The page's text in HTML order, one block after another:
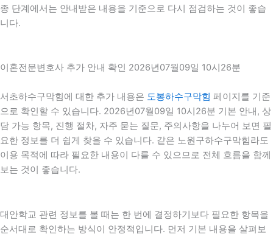
종 단계에서는 안내받은 내용을 기준으로 다시 점검하는 것이 좋습
니다.
이혼전문변호사 추가 안내 확인 2026년07월09일 10시26분
서초하수구막힘에 대한 추가 내용은 도봉하수구막힘 페이지를 기준
으로 확인할 수 있습니다. 2026년07월09일 10시26분 기본 안내, 상
담 가능 항목, 진행 절차, 자주 묻는 질문, 주의사항을 나누어 보면 필
요한 정보를 더 쉽게 찾을 수 있습니다. 같은 노원구하수구막힘라도
이용 목적에 따라 필요한 내용이 다를 수 있으므로 전체 흐름을 함께
보는 것이 좋습니다.
대안학교 관련 정보를 볼 때는 한 번에 결정하기보다 필요한 항목을
순서대로 확인하는 방식이 안정적입니다. 먼저 기본 내용을 살펴보